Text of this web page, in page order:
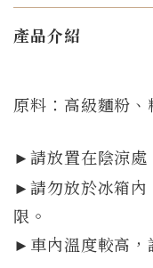
產品介紹
原料：高級麵粉、
► 請放置在陰涼處
►請勿放於冰箱內
限。
►車內溫度較高，